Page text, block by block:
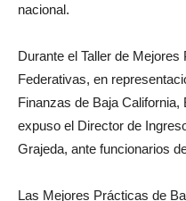
nacional.
Durante el Taller de
Federativas, en
Finanzas de Baja
expuso el Director de
Grajeda, ante funcionarios
Las Mejores Prácticas de